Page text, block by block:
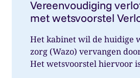
Vereenvoudiging
met wetsvoorstel
Het kabinet wil de huidige
zorg (Wazo) vervangen
Het wetsvoorstel hiervoor